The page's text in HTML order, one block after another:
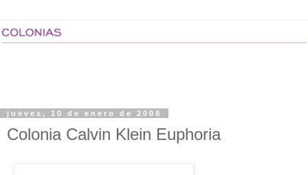
jueves, 10 de enero de 2008
Colonia Calvin Klein Euphoria